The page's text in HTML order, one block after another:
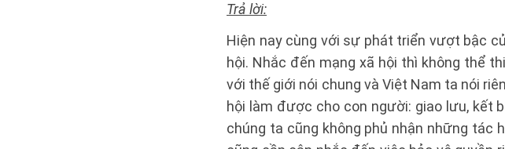
Trả lời:
Hiện nay cùng với sự phát triển vượt bậc
hội. Nhắc đến mạng xã hội thì không thể
với thế giới nói chung và Việt Nam ta nói
hội làm được cho con người: giao lưu, kết
chúng ta cũng không phủ nhận những tác